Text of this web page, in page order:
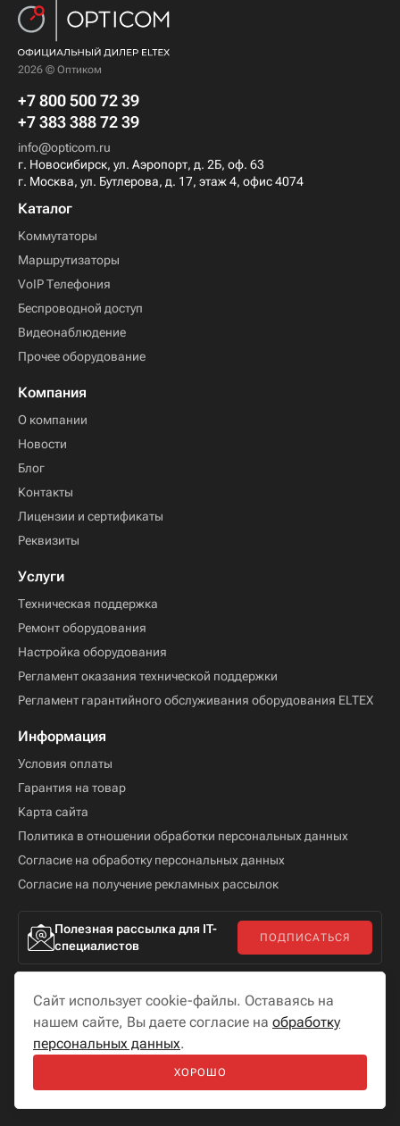
2026 © Оптиком
+7 800 500 72 39
+7 383 388 72 39
info@opticom.ru
г. Новосибирск, ул. Аэропорт, д. 2Б, оф. 63
г. Москва, ул. Бутлерова, д. 17, этаж 4, офис 4074
Каталог
Коммутаторы
Маршрутизаторы
VoIP Телефония
Беспроводной доступ
Видеонаблюдение
Прочее оборудование
Компания
О компании
Новости
Блог
Контакты
Лицензии и сертификаты
Реквизиты
Услуги
Техническая поддержка
Ремонт оборудования
Настройка оборудования
Регламент оказания технической поддержки
Регламент гарантийного обслуживания оборудования ELTEX
Информация
Условия оплаты
Гарантия на товар
Карта сайта
Политика в отношении обработки персональных данных
Согласие на обработку персональных данных
Согласие на получение рекламных рассылок
Полезная рассылка для IT-
специалистов
ПОДПИСАТЬСЯ
Мы в соцсетях
Разработка сайта —
«Бутик сайтов»
Сайт использует cookie-файлы. Оставаясь на
нашем сайте, Вы даете согласие на обработку
персональных данных.
ХОРОШО